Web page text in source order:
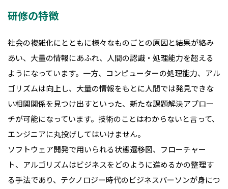
研修の特徴
社会の複雑化にとともに様々なものごとの原因と結果が絡み
あい、大量の情報にあふれ、人間の認識・処理能力を超える
ようになっています。一方、コンピューターの処理能力、アル
ゴリズムは向上し、大量の情報をもとに人間では発見できな
い相関関係を見つけ出すといった、新たな課題解決アプロー
チが可能になっています。技術のことはわからないと言って、
エンジニアに丸投げしてはいけません。
ソフトウェア開発で用いられる状態遷移図、フローチャー
ト、アルゴリズムはビジネスをどのように進めるかの整理す
る手法であり、テクノロジー時代のビジネスパーソンが身につ